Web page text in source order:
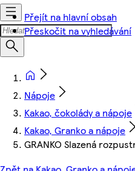
Přejít na hlavní obsah
Přeskočit na vyhledávání
Nápoje
Kakao, čokolády a nápoje
Kakao, Granko a nápoje
GRANKO Slazená